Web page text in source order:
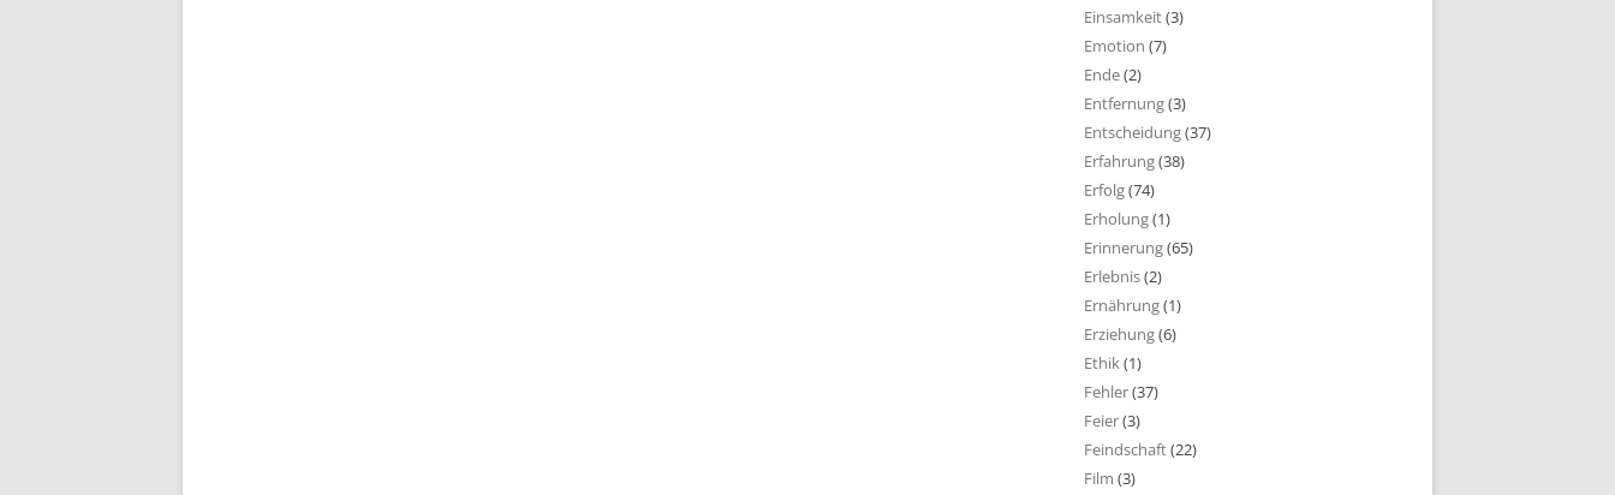
Einsamkeit(3)
Emotion (7)
Ende(2)
Entfernung(3)
Entscheidung(37)
Erfahrung(38)
Erfolg(74)
Erholung(1)
Erinnerung(65)
Erlebnis(2)
Ernährung(1)
Erziehung(6)
Ethik(1)
Fehler(37)
Feier(3)
Feindschaft(22)
Film (3)